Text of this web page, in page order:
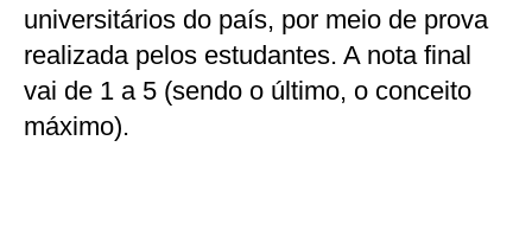
universitários do país, por meio de prova
realizada pelos estudantes. A nota final
vai de 1 a 5 (sendo o último, o conceito
máximo).